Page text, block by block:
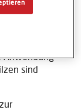
des
Anwendung
sind